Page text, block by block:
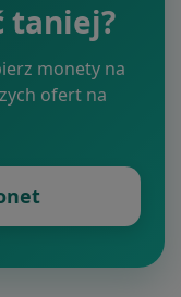
taniej?
monety na
ofert na